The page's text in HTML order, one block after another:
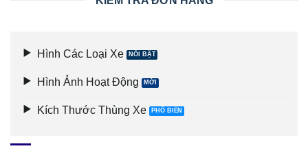
Hình Các Loại Xe
Hình Ảnh Hoạt Động
Kích Thước Thùng Xe